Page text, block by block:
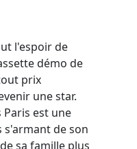
l'espoir de
démo de
prix
une star.
est une
s'armant de son
sa famille plus